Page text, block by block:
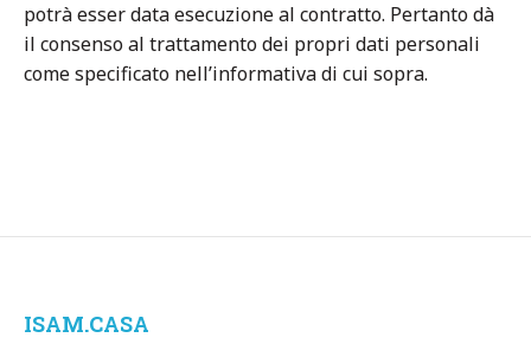
potrà esser data esecuzione al contratto. Pertanto dà
il consenso al trattamento dei propri dati personali
come specificato nell’informativa di cui sopra.
ISAM.CASA